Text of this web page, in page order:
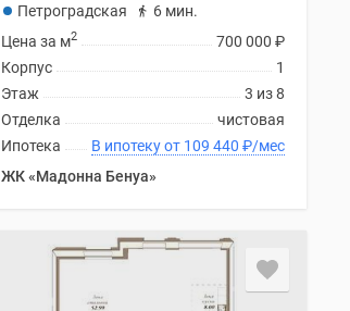
Петроградская
6 мин.
700 000 ₽
Цена за м2
1
Корпус
3 из 8
Этаж
чистовая
Отделка
В ипотеку от 109 440 ₽/мес
Ипотека
ЖК «Мадонна Бенуа»